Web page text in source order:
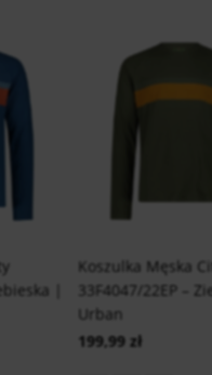
|
Koszulka Męska
33F4047/22EP –
Urban
199,99 zł